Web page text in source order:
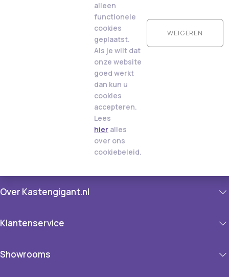
alleen
functionele
cookies
geplaatst.
Als je wilt dat
onze website
goed werkt
dan kun u
cookies
accepteren.
Lees
hier alles
over ons
cookiebeleid.
WEIGEREN
Over Kastengigant.nl
Klantenservice
Showrooms